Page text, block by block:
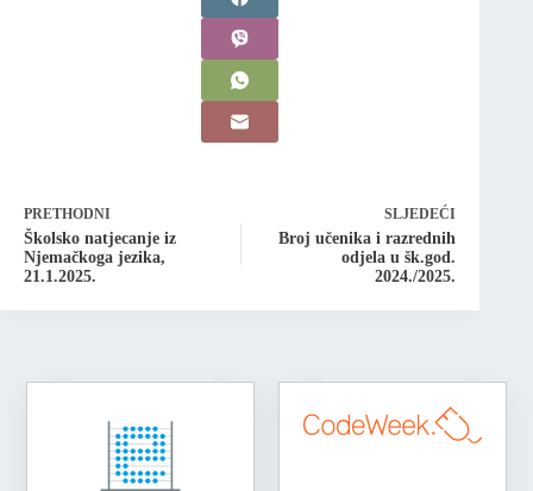
PRETHODNI
Školsko natjecanje iz
Njemačkoga jezika,
21.1.2025.
SLJEDEĆI
Broj učenika i razrednih
odjela u šk.god.
2024./2025.